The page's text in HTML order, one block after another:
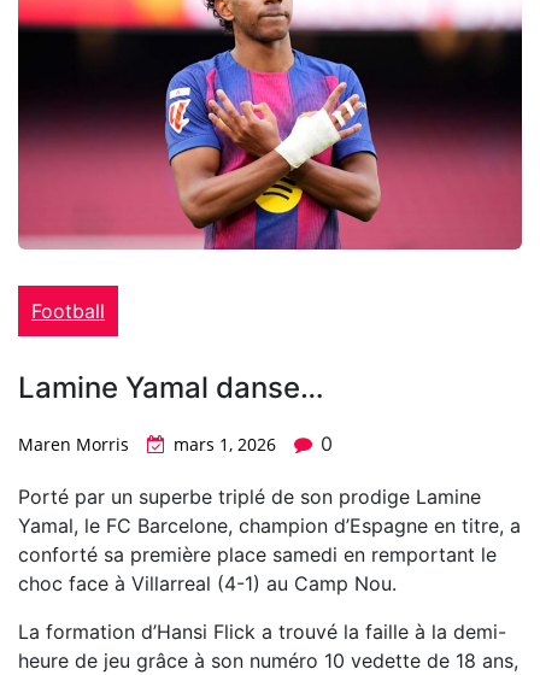
Football
Lamine Yamal danse…
Maren Morris mars 1, 2026 0
Porté par un superbe triplé de son prodige Lamine
Yamal, le FC Barcelone, champion d’Espagne en titre, a
conforté sa première place samedi en remportant le
choc face à Villarreal (4-1) au Camp Nou.
La formation d’Hansi Flick a trouvé la faille à la demi-
heure de jeu grâce à son numéro 10 vedette de 18 ans,